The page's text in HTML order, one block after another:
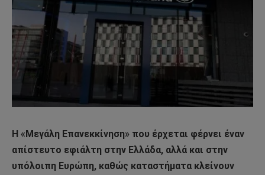
Η «Μεγάλη Επανεκκίνηση» που έρχεται φέρνει έναν
απίστευτο εφιάλτη στην Ελλάδα, αλλά και στην
υπόλοιπη Ευρώπη, καθώς καταστήματα κλείνουν